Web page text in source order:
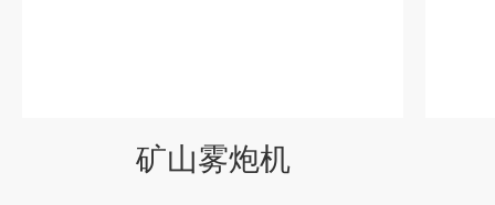
矿山雾炮机